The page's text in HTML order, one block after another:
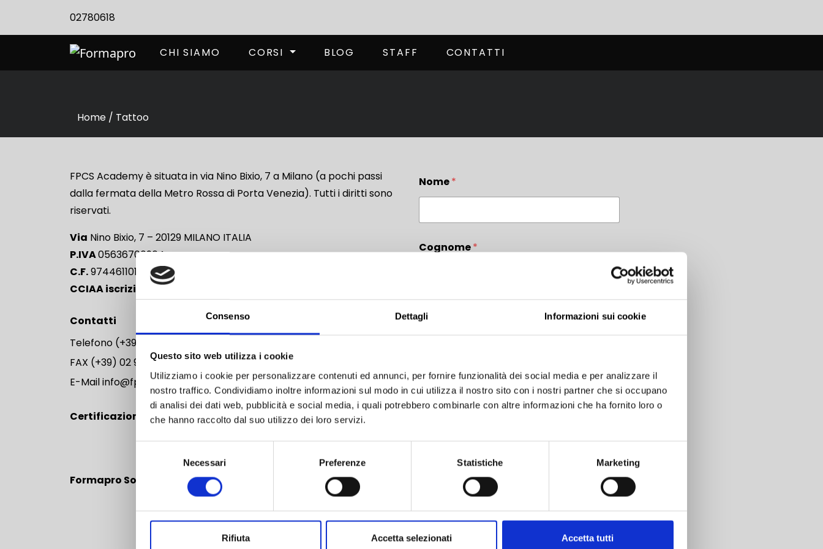
Consenso Dettagli Informazioni sui cookie
Questo sito web utilizza i cookie
Utilizziamo i cookie per personalizzare contenuti ed annunci, per fornire funzionalità dei social media e per analizzare il
nostro traffico. Condividiamo inoltre informazioni sul modo in cui utilizza il nostro sito con i nostri partner che si occupano
di analisi dei dati web, pubblicità e social media, i quali potrebbero combinarle con altre informazioni che ha fornito loro o
che hanno raccolto dal suo utilizzo dei loro servizi.
consenso
Necessari Preferenze Statistiche Marketing
Rifiuta Accetta selezionati Accetta tutti
02780618
CHI SIAMO CORSI BLOG STAFF CONTATTI
Home / Tattoo
Nome*
Cognome*
Email
Telefono*
Seleziona il corso di interesse*
Estetista
Acconciatore
Tatuatore
FPCS Academy è situata in via Nino Bixio, 7 a Milano (a pochi passi
dalla fermata della Metro Rossa di Porta Venezia). Tutti i diritti sono
riservati.
Via Nino Bixio, 7 – 20129 MILANO ITALIA
P.IVA05636700964
C.F.97446110153
CCIAA iscrizione REA:
Contatti
Telefono (+39) 02 780618
FAX (+39) 02 92878434
E-Mailinfo@fpcs.it
Certificazioni
Formapro Sostiene